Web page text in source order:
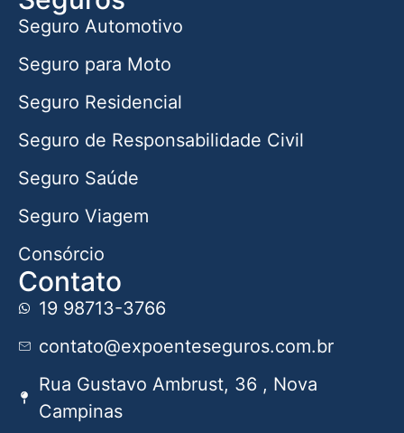
Seguro Automotivo
Seguro para Moto
Seguro Residencial
Seguro de Responsabilidade Civil
Seguro Saúde
Seguro Viagem
Consórcio
Contato
19 98713-3766
contato@expoenteseguros.com.br
Rua Gustavo Ambrust, 36 , Nova
Campinas